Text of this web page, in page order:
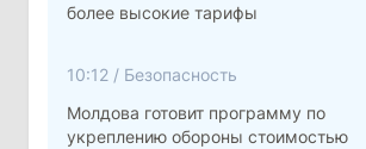
более высокие тарифы
10:12 / Безопасность
Молдова готовит программу по
укреплению обороны стоимостью